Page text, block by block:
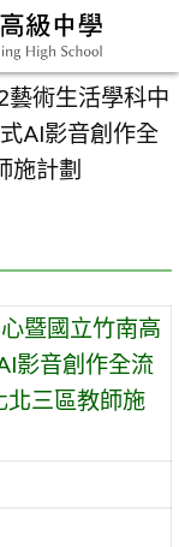
藝術生活學科中
AI影音創作全
施計劃
暨國立竹南高
影音創作全流
北三區教師施